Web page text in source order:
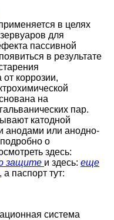
в целях
для
пассивной
в результате
коррозии,
на
пар.
катодной
анодами или анодно-
о
здесь:
защите и здесь: еще
, а паспорт тут:
система